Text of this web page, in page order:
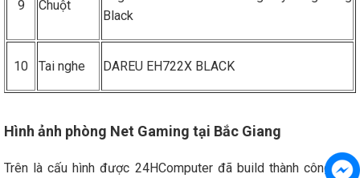
9 Chuột
Black
10 Tai nghe DAREU EH722X BLACK
Hình ảnh phòng Net Gaming tại Bắc Giang
Trên là cấu hình được 24HComputer đã build thành công cho